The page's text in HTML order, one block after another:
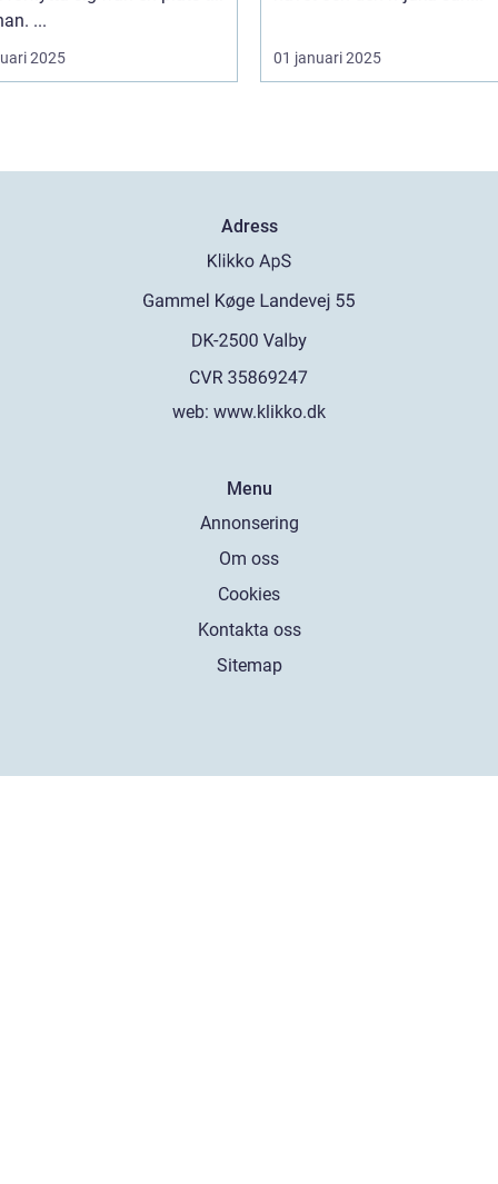
...
2025 01 januari 2025
Adress
web: www.klikko.dk
Menu
Annonsering
Om oss
Cookies
Kontakta oss
Sitemap